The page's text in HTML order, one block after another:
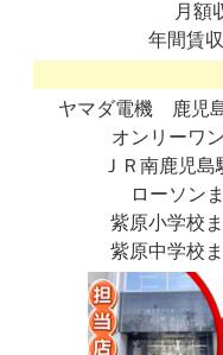
月額
年間賃
ヤマダ電機 鹿児
オンリーワ
ＪＲ南鹿児
ローソン
紫原小学校
紫原中学校